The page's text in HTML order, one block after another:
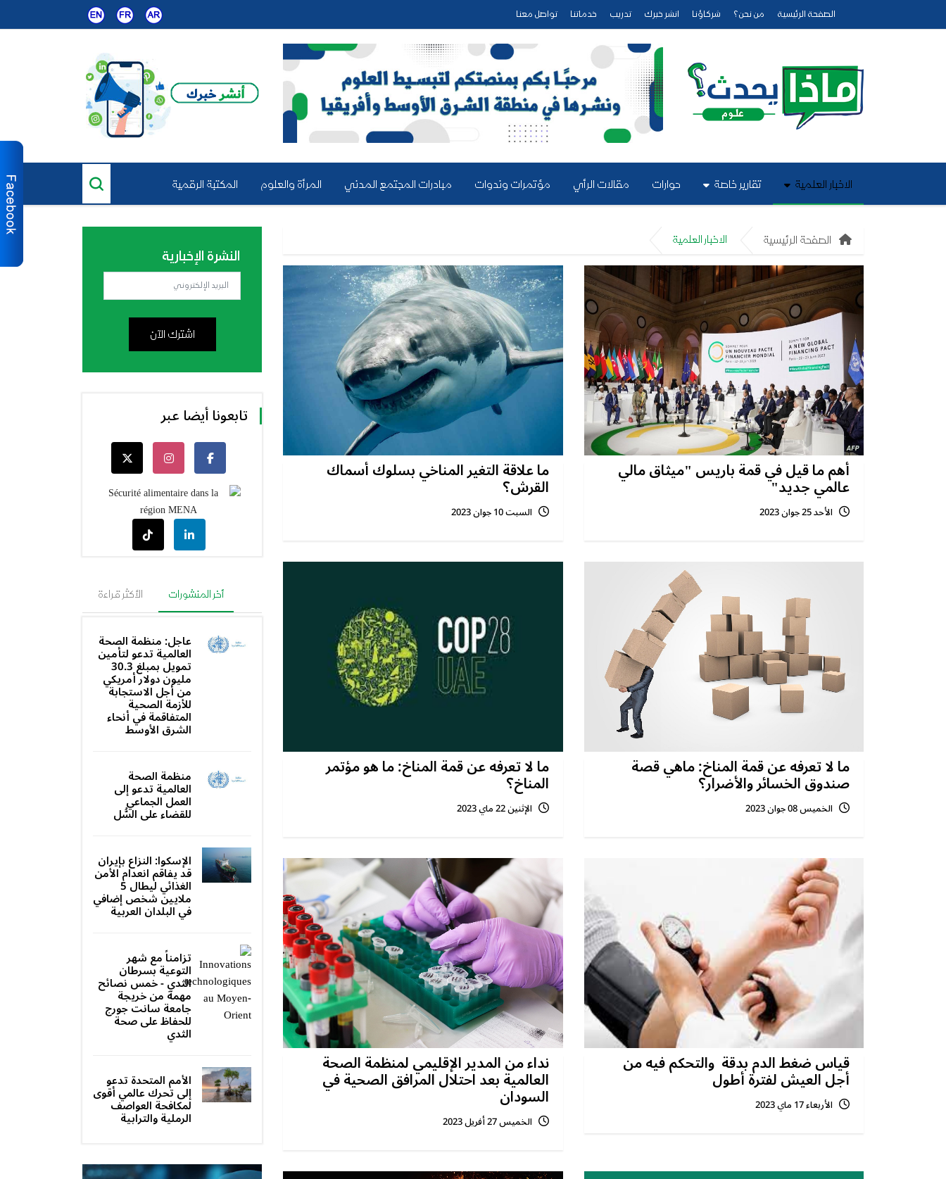
الصفحة الرئيسية من نحن؟ شركاؤنا انشر خبرك تدريب خدماتنا تواصل معنا
الاخبار العلمية تقارير خاصة حوارات مقالات الرأي مؤتمرات وندوات مبادرات المجتمع المدني المرأة والعلوم المكتبة الرقمية
الصفحة الرئيسية الاخبار العلمية
أهم ما قيل في قمة باريس "ميثاق مالي
عالمي جديد"
الأحد 25 جوان 2023
ما علاقة التغير المناخي بسلوك أسماك
القرش؟
السبت 10 جوان 2023
ما لا تعرفه عن قمة المناخ: ماهي قصة
صندوق الخسائر والأضرار؟
الخميس 08 جوان 2023
ما لا تعرفه عن قمة المناخ: ما هو مؤتمر
المناخ؟
الإثنين 22 ماي 2023
قياس ضغط الدم بدقة والتحكم فيه من
أجل العيش لفترة أطول
الأربعاء 17 ماي 2023
نداء من المدير الإقليمي لمنظمة الصحة
العالمية بعد احتلال المرافق الصحية في
السودان
الخميس 27 أفريل 2023
النشرة الإخبارية
اشترك الآن
تابعونا أيضا عبر
أخر المنشورات الأكثر قراءة
عاجل: منظمة الصحة
العالمية تدعو لتأمين
تمويل بمبلغ 30.3
مليون دولار أمريكي
من أجل الاستجابة
للأزمة الصحية
المتفاقمة في أنحاء
الشرق الأوسط
منظمة الصحة
العالمية تدعو إلى
العمل الجماعي
للقضاء على السُّل
الإسكوا: النزاع بإيران
قد يفاقم انعدام الأمن
الغذائي ليطال 5
ملايين شخص إضافي
في البلدان العربية
تزامناً مع شهر
التوعية بسرطان
الثدي - خمس نصائح
مهمة من خريجة
جامعة سانت جورج
للحفاظ على صحة
الثدي‎
الأمم المتحدة تدعو
إلى تحرك عالمي أقوى
لمكافحة العواصف
الرملية والترابية